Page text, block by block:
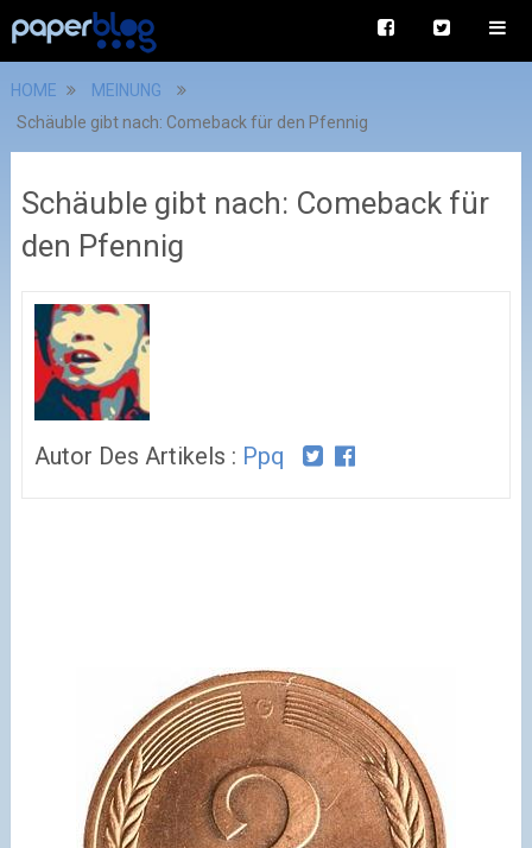
HOME
MEINUNG
Schäuble gibt nach: Comeback für den Pfennig
Schäuble gibt nach: Comeback für
den Pfennig
Autor Des Artikels : Ppq